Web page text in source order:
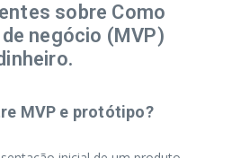
sobre Como
negócio (MVP)
MVP e protótipo?